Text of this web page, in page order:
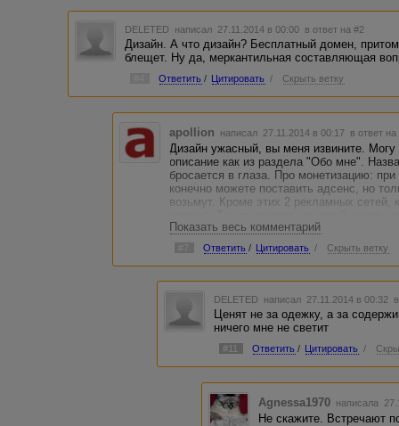
DELETED написал 27.11.2014 в 00:00 в ответ на #2
Дизайн. А что дизайн? Бесплатный домен,
блещет. Ну да, меркантильная составляющая
Ответить / Цитировать / Скрыть ветку
apollion написал 27.11.2014 в 00:17 в ответ на
Дизайн ужасный, вы меня извините.
описание как из раздела "Обо мне".
бросается в глаза. Про монетизацию:
конечно можете поставить адсенс, но
возьмут. Кроме этих 2 рекламных
при таком трафике.
Поищите прямых рекламодателей с
будет мало.
Про вариант сменить всё вполоть до
крайне щекотливое занятие. С
положительной. Все зависит от многих
Показать весь комментарий
#7 Ответить / Цитировать / Скрыть ветку
DELETED написал 27.11.2014 в 00:32
Ценят не за одежку, а за
ничего мне не светит
#11 Ответить / Цитировать /
Agnessa1970 написала
Не скажите. Встречают